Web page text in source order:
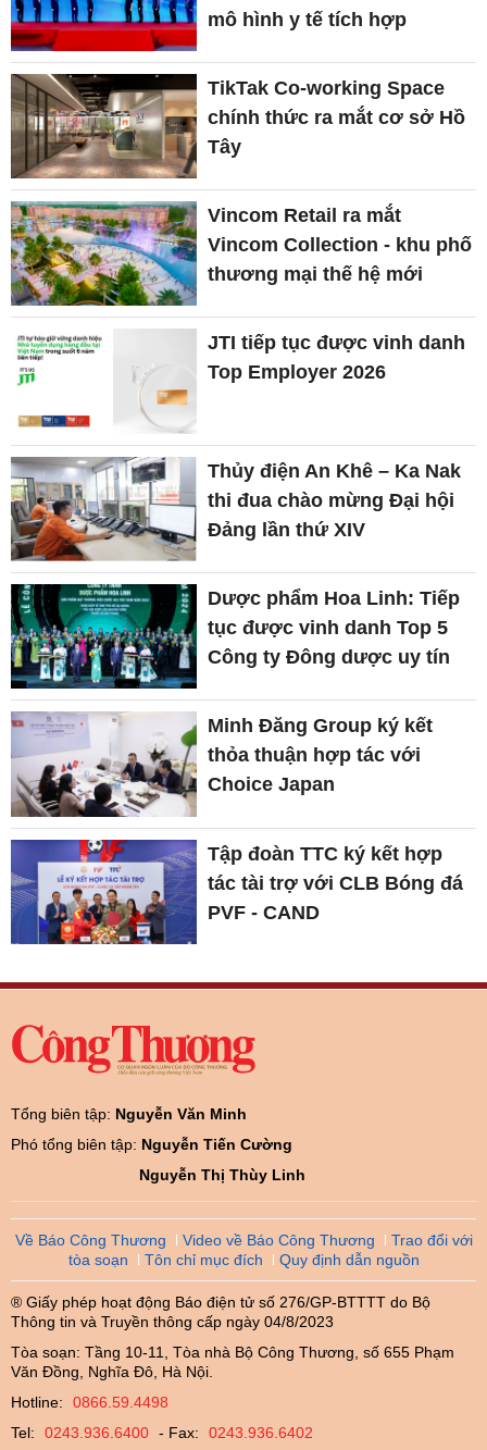
mô hình y tế tích hợp
TikTak Co-working Space
chính thức ra mắt cơ sở Hồ
Tây
Vincom Retail ra mắt
Vincom Collection - khu phố
thương mại thế hệ mới
JTI tiếp tục được vinh danh
Top Employer 2026
Thủy điện An Khê – Ka Nak
thi đua chào mừng Đại hội
Đảng lần thứ XIV
Dược phẩm Hoa Linh: Tiếp
tục được vinh danh Top 5
Công ty Đông dược uy tín
Minh Đăng Group ký kết
thỏa thuận hợp tác với
Choice Japan
Tập đoàn TTC ký kết hợp
tác tài trợ với CLB Bóng đá
PVF - CAND
Tổng biên tập: Nguyễn Văn Minh
Phó tổng biên tập: Nguyễn Tiến Cường
Nguyễn Thị Thùy Linh
Về Báo Công Thương Video về Báo Công Thương
Trao đổi với
tòa soạn
Tôn chỉ mục đích Quy định dẫn nguồn
® Giấy phép hoạt động Báo điện tử số 276/GP-BTTTT do Bộ
Thông tin và Truyền thông cấp ngày 04/8/2023
Tòa soạn: Tầng 10-11, Tòa nhà Bộ Công Thương, số 655 Phạm
Văn Đồng, Nghĩa Đô, Hà Nội.
Hotline:
0866.59.4498
Tel:
0243.936.6400 - Fax: 0243.936.6402